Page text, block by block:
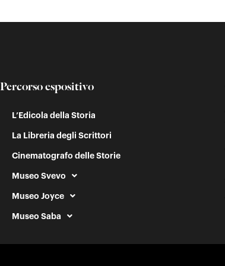
Percorso espositivo
L’Edicola della Storia
La Libreria degli Scrittori
Cinematografo delle Storie
Museo Svevo
Museo Joyce
Museo Saba